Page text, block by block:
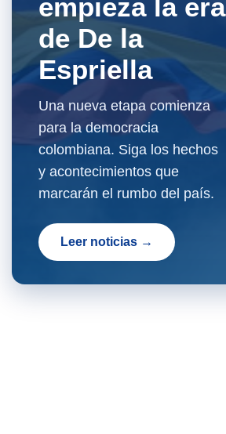
empieza la era
de De la
Espriella
Una nueva etapa comienza
para la democracia
colombiana. Siga los hechos
y acontecimientos que
marcarán el rumbo del país.
Leer noticias →